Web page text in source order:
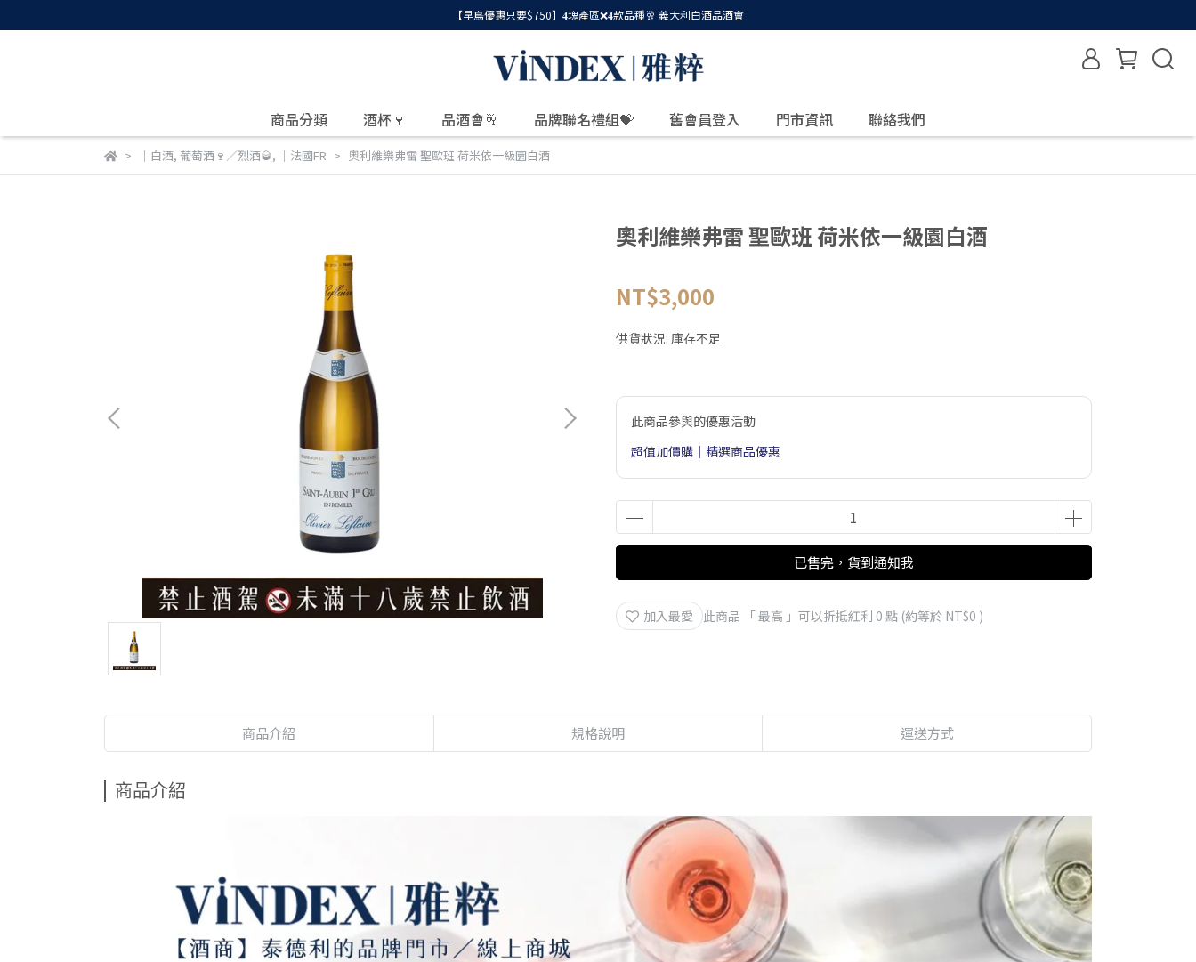
【早鳥優惠只要$750】𝟒塊產區❌𝟒款品種🥂 義大利白酒品酒會
商品分類 酒杯🍷 品酒會🥂 品牌聯名禮組💝 舊會員登入 門市資訊 聯絡我們
｜白酒, 葡萄酒🍷／烈酒🥃, ｜法國FR 奧利維樂弗雷 聖歐班 荷米依一級園白酒
奧利維樂弗雷 聖歐班 荷米依一級園白酒
NT$3,000
供貨狀況: 庫存不足
此商品參與的優惠活動
超值加價購｜精選商品優惠
已售完，貨到通知我
加入最愛 此商品 「 最高 」可以折抵紅利 0 點 (約等於 NT$0 )
商品介紹 規格說明 運送方式
商品介紹